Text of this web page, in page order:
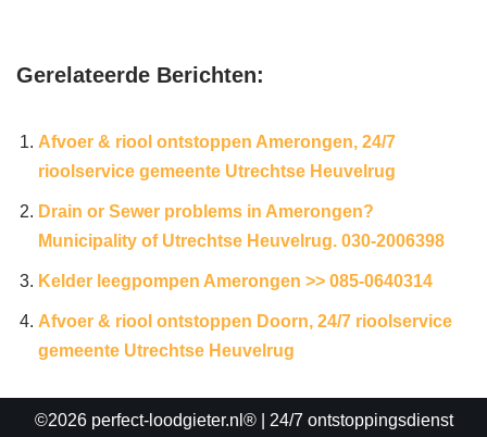
Gerelateerde Berichten:
Afvoer & riool ontstoppen Amerongen, 24/7
rioolservice gemeente Utrechtse Heuvelrug
Drain or Sewer problems in Amerongen?
Municipality of Utrechtse Heuvelrug. 030-2006398
Kelder leegpompen Amerongen >> 085-0640314
Afvoer & riool ontstoppen Doorn, 24/7 rioolservice
gemeente Utrechtse Heuvelrug
©2026 perfect-loodgieter.nl®| 24/7 ontstoppingsdienst